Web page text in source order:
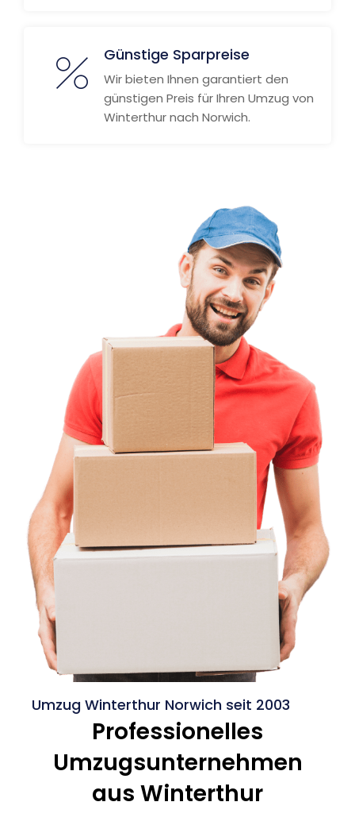
Günstige Sparpreise
Wir bieten Ihnen garantiert den
günstigen Preis für Ihren Umzug von
Winterthur nach Norwich.
Umzug Winterthur Norwich seit 2003
Professionelles
Umzugsunternehmen
aus Winterthur